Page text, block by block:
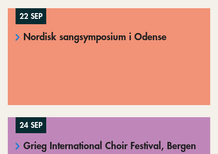
22 SEP
Nordisk sangsymposium i Odense
24 SEP
Grieg International Choir Festival, Bergen